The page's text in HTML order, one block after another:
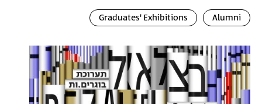
Alumni
Graduates' Exhibitions